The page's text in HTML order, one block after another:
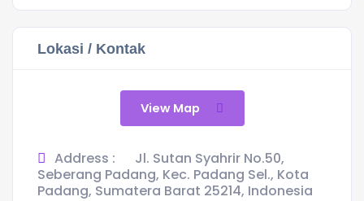
Lokasi / Kontak
View Map
Address :
Jl. Sutan Syahrir No.50,
Seberang Padang, Kec. Padang Sel., Kota
Padang, Sumatera Barat 25214, Indonesia